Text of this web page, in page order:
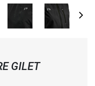
GILET